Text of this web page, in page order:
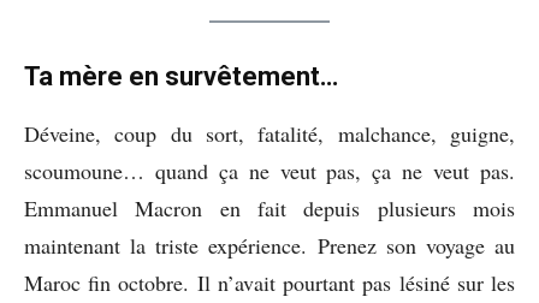
Ta mère en survêtement…
Déveine, coup du sort, fatalité, malchance, guigne,
scoumoune… quand ça ne veut pas, ça ne veut pas.
Emmanuel Macron en fait depuis plusieurs mois
maintenant la triste expérience. Prenez son voyage au
Maroc fin octobre. Il n’avait pourtant pas lésiné sur les